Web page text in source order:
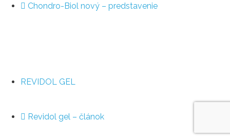
Chondro-Biol nový – predstavenie
REVIDOL GEL
Revidol gel – článok